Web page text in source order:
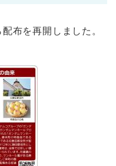
布を再開しました。